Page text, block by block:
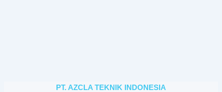
PT. AZCLA TEKNIK INDONESIA